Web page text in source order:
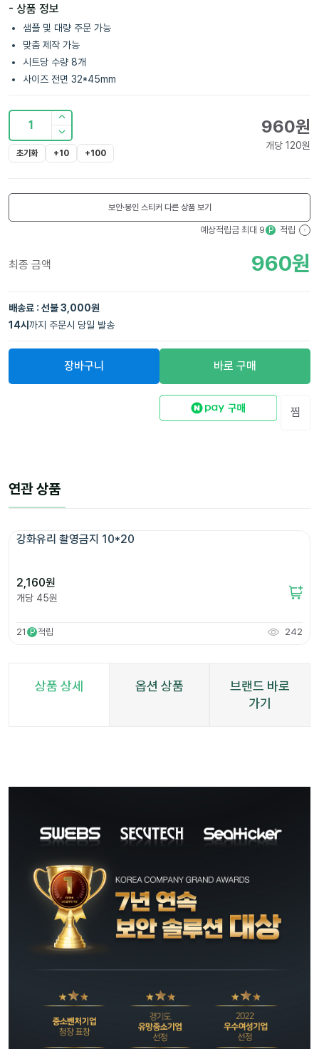
- 상품 정보
샘플 및 대량 주문 가능
맞춤 제작 가능
시트당 수량 8개
사이즈 전면 32*45mm
1
초기화 +10 +100
960원
개당 120원
보안·봉인 스티커 다른 상품 보기
예상적립금 최대 9 P 적립 ?
최종 금액 960원
배송료 : 선불 3,000원
14시 까지 주문시 당일 발송
장바구니 바로 구매
찜
연관 상품
강화유리 촬영금지 10*20
2,160원
개당 45원
21 P 적립 242
상품 상세 옵션 상품
브랜드 바로
가기